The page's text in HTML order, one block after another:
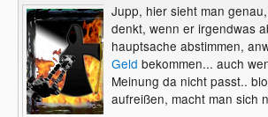
Jupp, hier sieht man
denkt, wenn er irgendwas
hauptsache abstimmen,
Geld bekommen... auch
Meinung da nicht passt..
aufreißen, macht man sich